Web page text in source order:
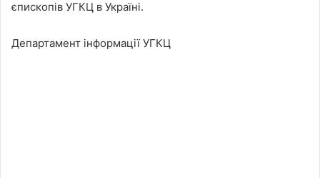
єпископів УГКЦ в Україні.
Департамент інформації УГКЦ